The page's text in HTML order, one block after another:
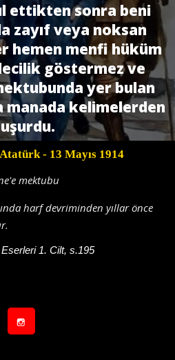
ettikten sonra beni
zayıf veya noksan
hemen menfi hüküm
göstermez ve
yer bulan
manada kelimelerden
- 13 Mayıs 1914
mektubu
harf devriminden yıllar önce
1. Cilt, s.195